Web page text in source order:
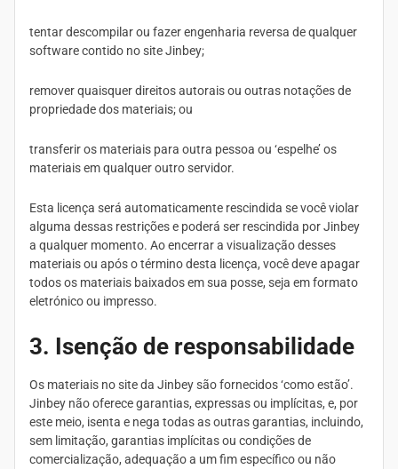
tentar descompilar ou fazer engenharia reversa de qualquer
software contido no site Jinbey;
remover quaisquer direitos autorais ou outras notações de
propriedade dos materiais; ou
transferir os materiais para outra pessoa ou ‘espelhe’ os
materiais em qualquer outro servidor.
Esta licença será automaticamente rescindida se você violar
alguma dessas restrições e poderá ser rescindida por Jinbey
a qualquer momento. Ao encerrar a visualização desses
materiais ou após o término desta licença, você deve apagar
todos os materiais baixados em sua posse, seja em formato
eletrónico ou impresso.
3. Isenção de responsabilidade
Os materiais no site da Jinbey são fornecidos ‘como estão’.
Jinbey não oferece garantias, expressas ou implícitas, e, por
este meio, isenta e nega todas as outras garantias, incluindo,
sem limitação, garantias implícitas ou condições de
comercialização, adequação a um fim específico ou não